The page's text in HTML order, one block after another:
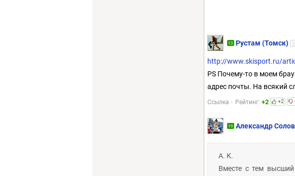
13 Рустам (Томск)
http://www.skisport.ru/
PS Почему-то в моем
адрес почты. На всякий
Ссылка Рейтинг: +2 +2
19 Александр
А. К.
Вместе с тем